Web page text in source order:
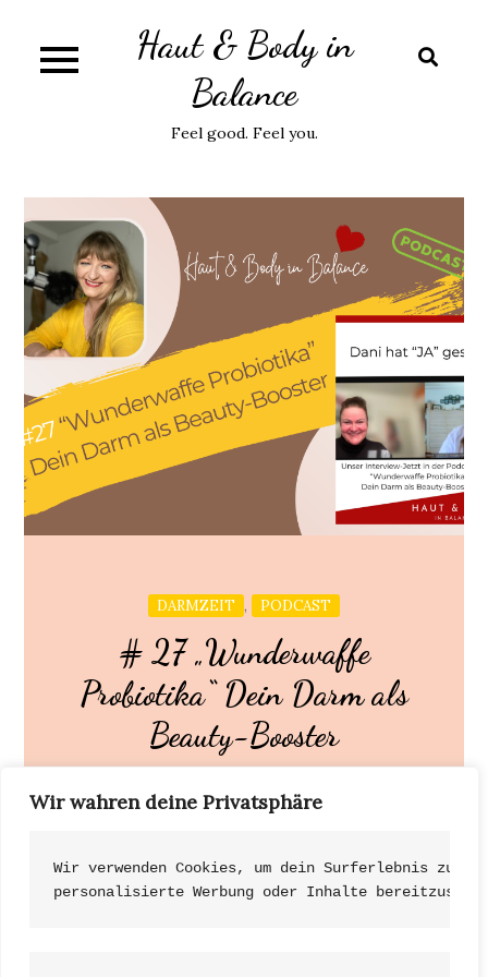
Wir wahren deine Privatsphäre
Wir verwenden Cookies, um dein Surferlebnis zu
personalisierte Werbung oder Inhalte
content
Haut & Body in
Balance
Feel good. Feel you.
DARMZEIT , PODCAST
# 27 „Wunderwaffe
Probiotika“ Dein Darm als
Beauty-Booster